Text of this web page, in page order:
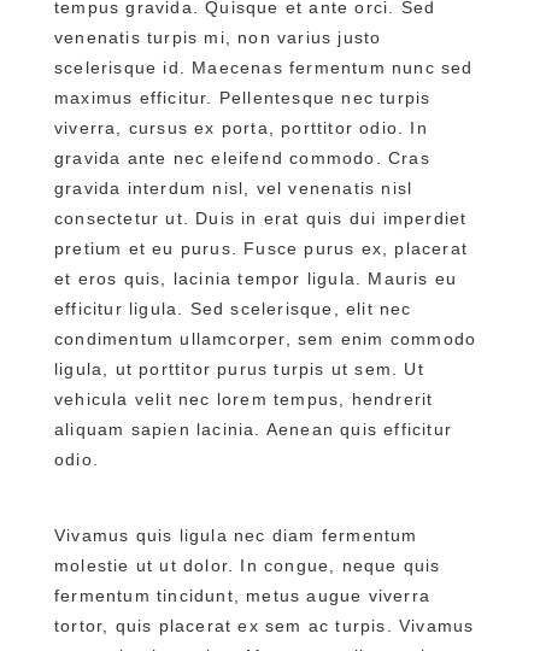
tempus gravida. Quisque et ante orci. Sed
venenatis turpis mi, non varius justo
scelerisque id. Maecenas fermentum nunc sed
maximus efficitur. Pellentesque nec turpis
viverra, cursus ex porta, porttitor odio. In
gravida ante nec eleifend commodo. Cras
gravida interdum nisl, vel venenatis nisl
consectetur ut. Duis in erat quis dui imperdiet
pretium et eu purus. Fusce purus ex, placerat
et eros quis, lacinia tempor ligula. Mauris eu
efficitur ligula. Sed scelerisque, elit nec
condimentum ullamcorper, sem enim commodo
ligula, ut porttitor purus turpis ut sem. Ut
vehicula velit nec lorem tempus, hendrerit
aliquam sapien lacinia. Aenean quis efficitur
odio.
Vivamus quis ligula nec diam fermentum
molestie ut ut dolor. In congue, neque quis
fermentum tincidunt, metus augue viverra
tortor, quis placerat ex sem ac turpis. Vivamus